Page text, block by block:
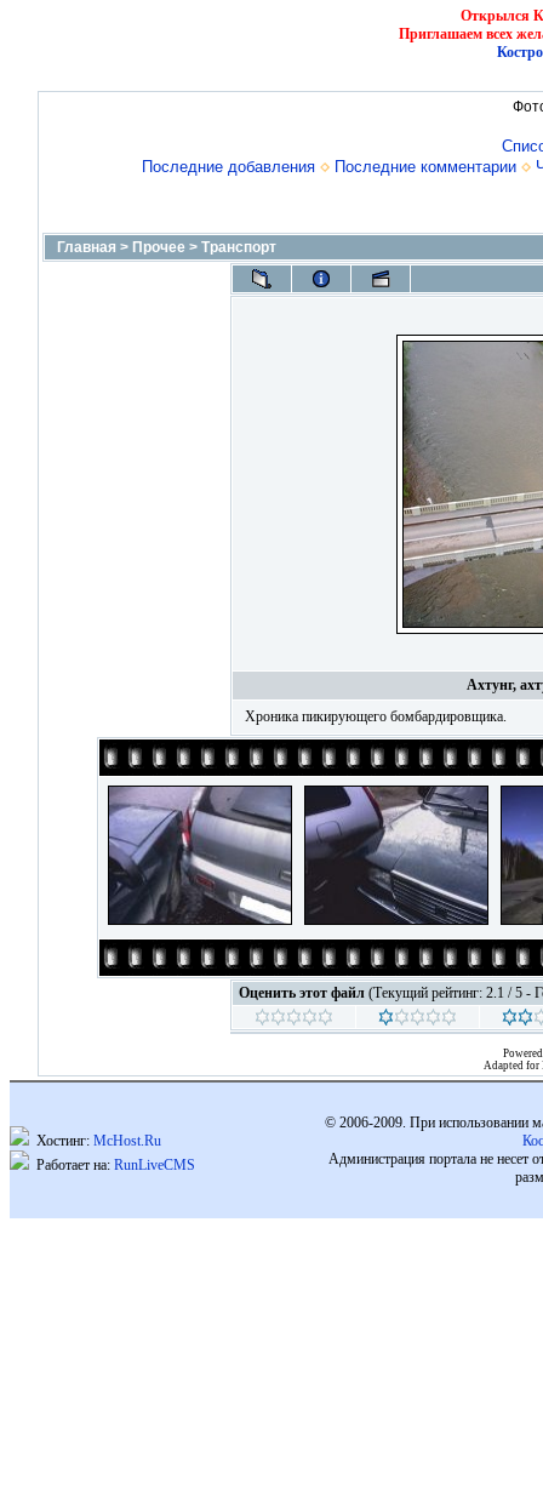
Открылся
Приглашаем всех
Последние добавления
Последние комментарии
Главная > Прочее> Транспорт
Ахтунг,
Хроника пикирующего бомбардировщика.
Оценить этот файл (Текущий рейтинг: 2.1 / 5 -
Adapted for
Хостинг: McHost.Ru
Работает на: RunLiveCMS
© 2006-2009. При использовании
Администрация портала не несет